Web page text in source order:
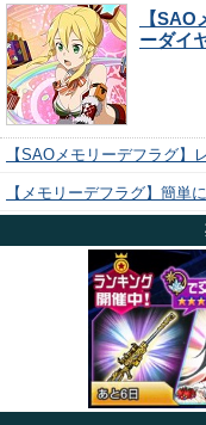
【
ーダイ
【SAOメモリーデフラグ
【メモリーデフラグ】簡単